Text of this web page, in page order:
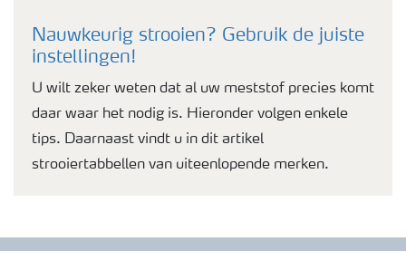
Nauwkeurig strooien? Gebruik de juiste
instellingen!
U wilt zeker weten dat al uw meststof precies komt
daar waar het nodig is. Hieronder volgen enkele
tips. Daarnaast vindt u in dit artikel
strooiertabbellen van uiteenlopende merken.